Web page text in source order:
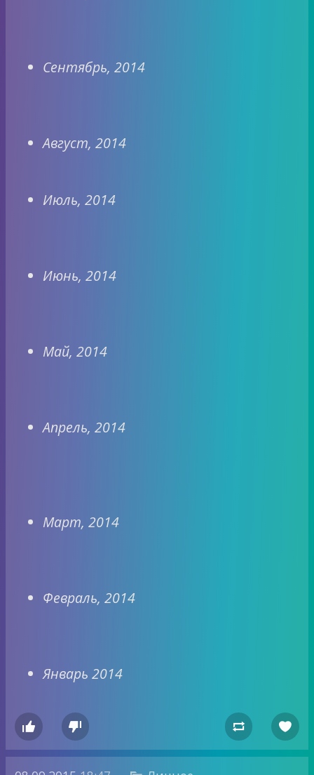
Сентябрь, 2014
Август, 2014
Июль, 2014
Июнь, 2014
Май, 2014
Апрель, 2014
Март, 2014
Февраль, 2014
Январь 2014
   